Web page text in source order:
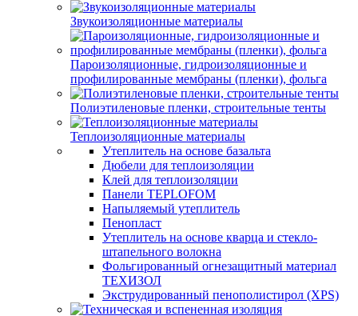
Звукоизоляционные материалы
Пароизоляционные, гидроизоляционные и
профилированные мембраны (пленки), фольга
Полиэтиленовые пленки, строительные тенты
Теплоизоляционные материалы
Утеплитель на основе базальта
Дюбели для теплоизоляции
Клей для теплоизоляции
Панели TEPLOFOM
Напыляемый утеплитель
Пенопласт
Утеплитель на основе кварца и стекло-
штапельного волокна
Фольгированный огнезащитный материал
ТЕХИЗОЛ
Экструдированный пенополистирол (XPS)